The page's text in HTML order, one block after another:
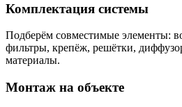
Комплектация системы
Подберём совместимые элементы:
фильтры, крепёж, решётки,
материалы.
Монтаж на объекте